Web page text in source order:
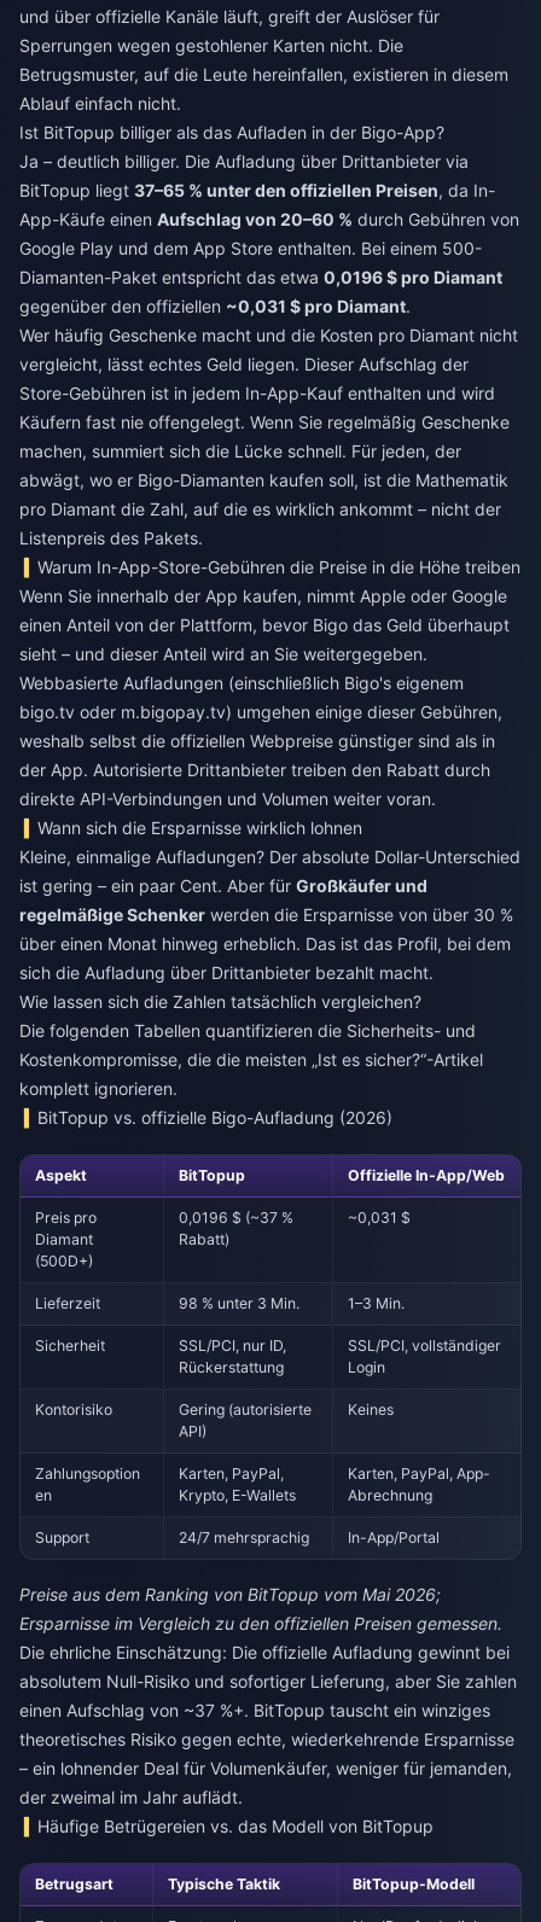
und über offizielle Kanäle läuft, greift der Auslöser für
Sperrungen wegen gestohlener Karten nicht. Die
Betrugsmuster, auf die Leute hereinfallen, existieren in diesem
Ablauf einfach nicht.
Ist BitTopup billiger als das Aufladen in der Bigo-App?
Ja – deutlich billiger. Die Aufladung über Drittanbieter via
BitTopup liegt 37–65 % unter den offiziellen Preisen, da In-
App-Käufe einen Aufschlag von 20–60 % durch Gebühren von
Google Play und dem App Store enthalten. Bei einem 500-
Diamanten-Paket entspricht das etwa 0,0196 $ pro Diamant
gegenüber den offiziellen ~0,031 $ pro Diamant.
Wer häufig Geschenke macht und die Kosten pro Diamant nicht
vergleicht, lässt echtes Geld liegen. Dieser Aufschlag der
Store-Gebühren ist in jedem In-App-Kauf enthalten und wird
Käufern fast nie offengelegt. Wenn Sie regelmäßig Geschenke
machen, summiert sich die Lücke schnell. Für jeden, der
abwägt, wo er Bigo-Diamanten kaufen soll, ist die Mathematik
pro Diamant die Zahl, auf die es wirklich ankommt – nicht der
Listenpreis des Pakets.
Warum In-App-Store-Gebühren die Preise in die Höhe treiben
Wenn Sie innerhalb der App kaufen, nimmt Apple oder Google
einen Anteil von der Plattform, bevor Bigo das Geld überhaupt
sieht – und dieser Anteil wird an Sie weitergegeben.
Webbasierte Aufladungen (einschließlich Bigo's eigenem
bigo.tv oder m.bigopay.tv) umgehen einige dieser Gebühren,
weshalb selbst die offiziellen Webpreise günstiger sind als in
der App. Autorisierte Drittanbieter treiben den Rabatt durch
direkte API-Verbindungen und Volumen weiter voran.
Wann sich die Ersparnisse wirklich lohnen
Kleine, einmalige Aufladungen? Der absolute Dollar-Unterschied
ist gering – ein paar Cent. Aber für Großkäufer und
regelmäßige Schenker werden die Ersparnisse von über 30 %
über einen Monat hinweg erheblich. Das ist das Profil, bei dem
sich die Aufladung über Drittanbieter bezahlt macht.
Wie lassen sich die Zahlen tatsächlich vergleichen?
Die folgenden Tabellen quantifizieren die Sicherheits- und
Kostenkompromisse, die die meisten „Ist es sicher?“-Artikel
komplett ignorieren.
BitTopup vs. offizielle Bigo-Aufladung (2026)
Aspekt BitTopup Offizielle In-App/Web
Preis pro
Diamant
(500D+)
0,0196 $ (~37 %
Rabatt)
~0,031 $
Lieferzeit 98 % unter 3 Min. 1–3 Min.
Sicherheit
SSL/PCI, nur ID,
Rückerstattung
SSL/PCI, vollständiger
Login
Kontorisiko
Gering (autorisierte
API)
Keines
Zahlungsoption
en
Karten, PayPal,
Krypto, E-Wallets
Karten, PayPal, App-
Abrechnung
Support 24/7 mehrsprachig In-App/Portal
Preise aus dem Ranking von BitTopup vom Mai 2026;
Ersparnisse im Vergleich zu den offiziellen Preisen gemessen.
Die ehrliche Einschätzung: Die offizielle Aufladung gewinnt bei
absolutem Null-Risiko und sofortiger Lieferung, aber Sie zahlen
einen Aufschlag von ~37 %+. BitTopup tauscht ein winziges
theoretisches Risiko gegen echte, wiederkehrende Ersparnisse
– ein lohnender Deal für Volumenkäufer, weniger für jemanden,
der zweimal im Jahr auflädt.
Häufige Betrügereien vs. das Modell von BitTopup
Betrugsart Typische Taktik BitTopup-Modell